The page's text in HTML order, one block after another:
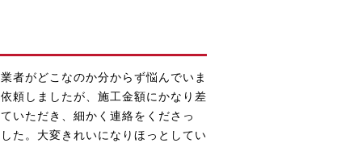
者がどこなのか分からず悩んでいま
頼しましたが、施工金額にかなり差
いただき、細かく連絡をくださっ
た。大変きれいになりほっとしてい